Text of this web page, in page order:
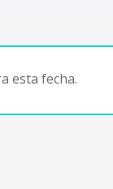
esta fecha.